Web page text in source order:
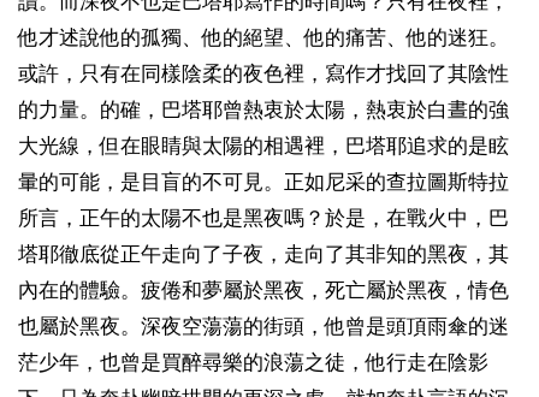
他才述說他的孤獨、他的絕望、他的痛苦、他的迷狂。
或許，只有在同樣陰柔的夜色裡，寫作才找回了其陰性
的力量。的確，巴塔耶曾熱衷於太陽，熱衷於白晝的強
大光線，但在眼睛與太陽的相遇裡，巴塔耶追求的是眩
暈的可能，是目盲的不可見。正如尼采的查拉圖斯特拉
所言，正午的太陽不也是黑夜嗎？於是，在戰火中，巴
塔耶徹底從正午走向了子夜，走向了其非知的黑夜，其
內在的體驗。疲倦和夢屬於黑夜，死亡屬於黑夜，情色
也屬於黑夜。深夜空蕩蕩的街頭，他曾是頭頂雨傘的迷
茫少年，也曾是買醉尋樂的浪蕩之徒，他行走在陰影